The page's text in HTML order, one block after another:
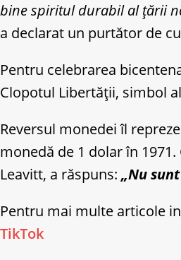
bine spiritul durabil al țării
a declarat un purtător de
Pentru celebrarea
Clopotul Libertății, simbol
Reversul monedei îl
monedă de 1 dolar în
Leavitt, a răspuns: „Nu
Pentru mai multe articole
TikTok